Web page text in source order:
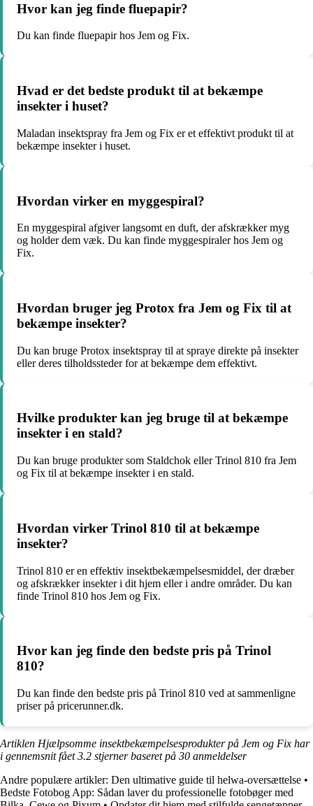
Hvor kan jeg finde fluepapir?
Du kan finde fluepapir hos Jem og Fix.
Hvad er det bedste produkt til at bekæmpe
insekter i huset?
Maladan insektspray fra Jem og Fix er et effektivt produkt til at
bekæmpe insekter i huset.
Hvordan virker en myggespiral?
En myggespiral afgiver langsomt en duft, der afskrækker myg
og holder dem væk. Du kan finde myggespiraler hos Jem og
Fix.
Hvordan bruger jeg Protox fra Jem og Fix til at
bekæmpe insekter?
Du kan bruge Protox insektspray til at spraye direkte på insekter
eller deres tilholdssteder for at bekæmpe dem effektivt.
Hvilke produkter kan jeg bruge til at bekæmpe
insekter i en stald?
Du kan bruge produkter som Staldchok eller Trinol 810 fra Jem
og Fix til at bekæmpe insekter i en stald.
Hvordan virker Trinol 810 til at bekæmpe
insekter?
Trinol 810 er en effektiv insektbekæmpelsesmiddel, der dræber
og afskrækker insekter i dit hjem eller i andre områder. Du kan
finde Trinol 810 hos Jem og Fix.
Hvor kan jeg finde den bedste pris på Trinol
810?
Du kan finde den bedste pris på Trinol 810 ved at sammenligne
priser på pricerunner.dk.
Artiklen Hjælpsomme insektbekæmpelsesprodukter på Jem og Fix har
i gennemsnit fået3.2 stjerner baseret på 30 anmeldelser
Andre populære artikler: Den ultimative guide til helwa-oversættelse •
Bedste Fotobog App: Sådan laver du professionelle fotobøger med